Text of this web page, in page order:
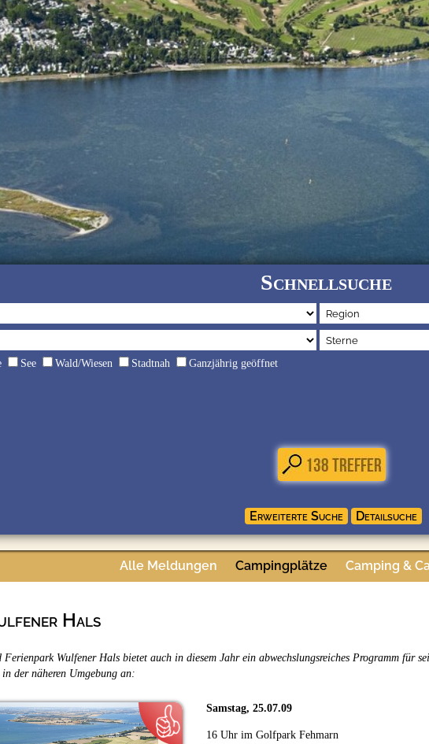
Schnellsuche
See Wald/Wiesen Stadtnah
Ganzjährig geöffnet
Alle Meldungen Campingplätze Camping &
Hals
Wulfener Hals bietet auch in diesem Jahr ein abwechslungsreiches Programm für
der näheren Umgebung an:
Samstag, 25.07.09
16 Uhr im Golfpark Fehmarn